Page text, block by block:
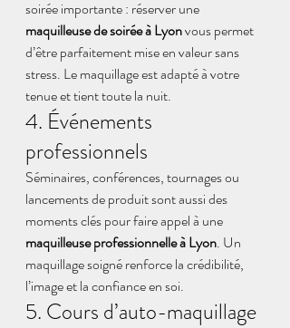
soirée importante : réserver une
maquilleuse de soirée à Lyon vous permet
d’être parfaitement mise en valeur sans
stress. Le maquillage est adapté à votre
tenue et tient toute la nuit.
4. Événements
professionnels
Séminaires, conférences, tournages ou
lancements de produit sont aussi des
moments clés pour faire appel à une
maquilleuse professionnelle à Lyon. Un
maquillage soigné renforce la crédibilité,
l’image et la confiance en soi.
5. Cours d’auto-maquillage